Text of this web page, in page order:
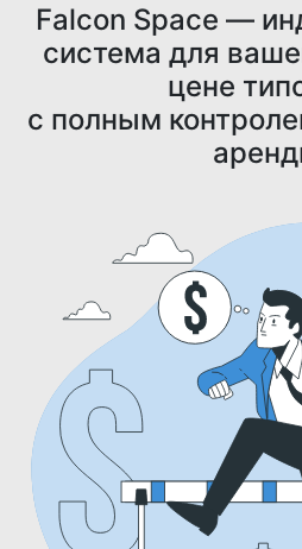
Falcon Space —
система для
цене
с полным